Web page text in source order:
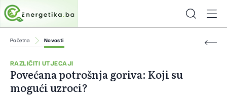
Početna Novosti
RAZLIČITI UTJECAJI
Povećana potrošnja goriva: Koji su
mogući uzroci?